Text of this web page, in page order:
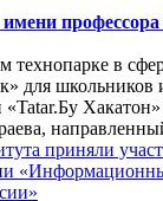
профессора
технопарке в
для школьников